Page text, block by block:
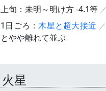
上旬：未明～明け方 -4.1等
1日ごろ：木星と超大接近
とやや離れて並ぶ
火星